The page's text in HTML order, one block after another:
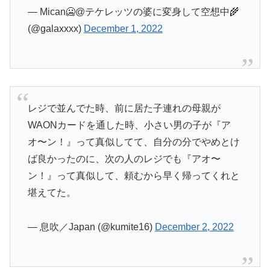
— Mican🥶@テケレッツの婆に変身して空想中🌾
(@galaxxxx) December 1, 2022
レジで並んでた時、前に居た子連れの母親が
WAONカードを通した時、小さい男の子が『ア
オ〜ン！』って真似してて、自分の分でやめとけ
ば良かったのに、次の人のレジでも『アオ〜
ン！』って真似して、頼むから早く帰ってくれと
堪えてた。
— 息吹／Japan (@kumite16) December 2, 2022